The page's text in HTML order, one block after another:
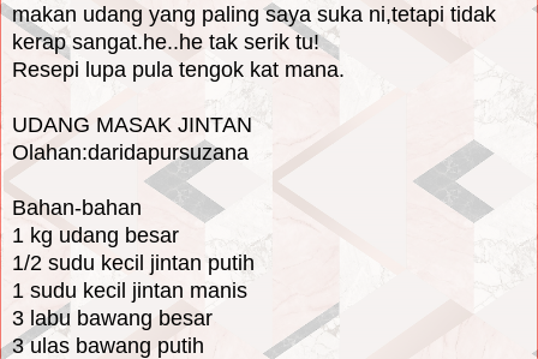
makan udang yang paling saya suka ni,tetapi tidak
kerap sangat.he..he tak serik tu!
Resepi lupa pula tengok kat mana.
UDANG MASAK JINTAN
Olahan:daridapursuzana
Bahan-bahan
1 kg udang besar
1/2 sudu kecil jintan putih
1 sudu kecil jintan manis
3 labu bawang besar
3 ulas bawang putih